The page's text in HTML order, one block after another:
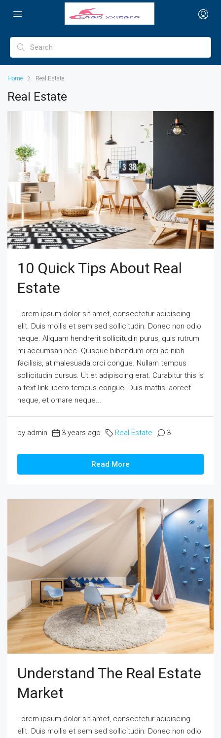
Home Real Estate
Real Estate
10 Quick Tips About Real
Estate
Lorem ipsum dolor sit amet, consectetur adipiscing
elit. Duis mollis et sem sed sollicitudin. Donec non odio
neque. Aliquam hendrerit sollicitudin purus, quis rutrum
mi accumsan nec. Quisque bibendum orci ac nibh
facilisis, at malesuada orci congue. Nullam tempus
sollicitudin cursus. Ut et adipiscing erat. Curabitur this is
a text link libero tempus congue. Duis mattis laoreet
neque, et ornare neque...
by admin 3 years ago Real Estate 3
Read More
Understand The Real Estate
Market
Lorem ipsum dolor sit amet, consectetur adipiscing
elit. Duis mollis et sem sed sollicitudin. Donec non odio